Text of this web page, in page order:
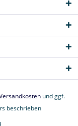
und ggf.
beschrieben